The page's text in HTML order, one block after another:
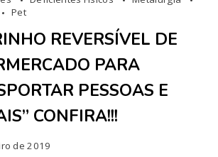
Pet
REVERSÍVEL DE
PARA
PESSOAS E
CONFIRA!!!
de 2019